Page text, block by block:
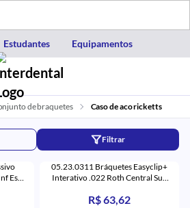
Estudantes Equipamentos
de braquetes Caso de aco ricketts
Filtrar
Esq
05.23.0311 Bráquetes Easyclip+
Interativo .022 Roth Central Sup
R$ 63,62